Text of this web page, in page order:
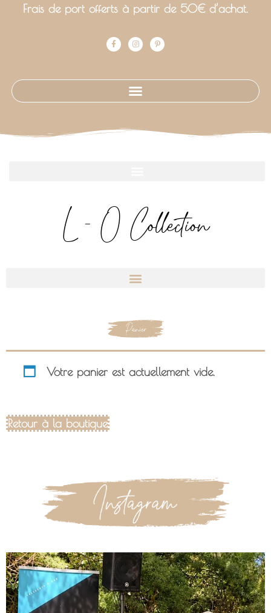
Frais de port offerts à partir de 50€ d’achat.
L - O Collection
Votre panier est actuellement vide.
Retour à la boutique